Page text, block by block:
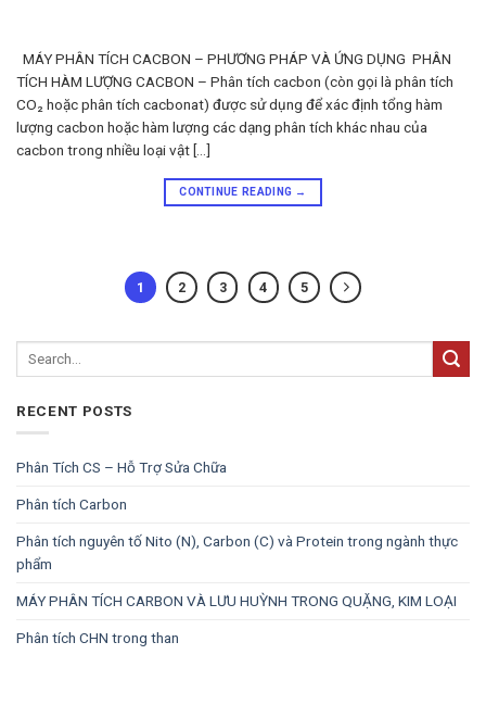
MÁY PHÂN TÍCH CACBON – PHƯƠNG PHÁP VÀ ỨNG DỤNG PHÂN
TÍCH HÀM LƯỢNG CACBON – Phân tích cacbon (còn gọi là phân tích
CO₂ hoặc phân tích cacbonat) được sử dụng để xác định tổng hàm
lượng cacbon hoặc hàm lượng các dạng phân tích khác nhau của
cacbon trong nhiều loại vật […]
CONTINUE READING →
1 2 3 4 5
RECENT POSTS
Phân Tích CS – Hỗ Trợ Sửa Chữa
Phân tích Carbon
Phân tích nguyên tố Nito (N), Carbon (C) và Protein trong ngành thực
phẩm
MÁY PHÂN TÍCH CARBON VÀ LƯU HUỲNH TRONG QUẶNG, KIM LOẠI
Phân tích CHN trong than